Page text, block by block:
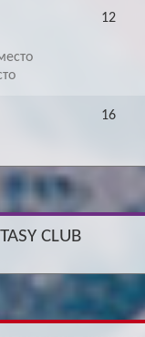
12
16
CLUB